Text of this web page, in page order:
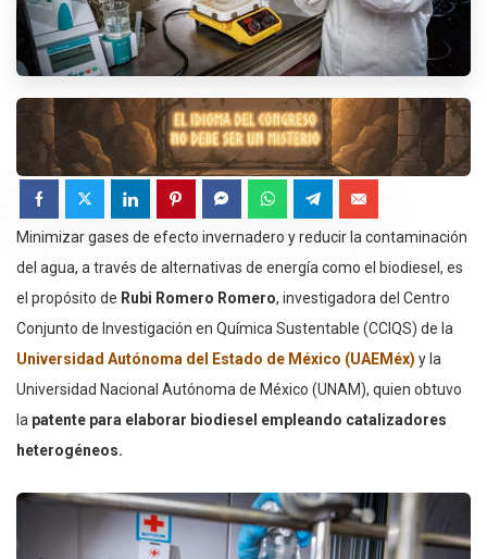
Minimizar gases de efecto invernadero y reducir la contaminación
del agua, a través de alternativas de energía como el biodiesel, es
el propósito de Rubi Romero Romero, investigadora del Centro
Conjunto de Investigación en Química Sustentable (CCIQS) de la
Universidad Autónoma del Estado de México (UAEMéx) y la
Universidad Nacional Autónoma de México (UNAM), quien obtuvo
la patente para elaborar biodiesel empleando catalizadores
heterogéneos.